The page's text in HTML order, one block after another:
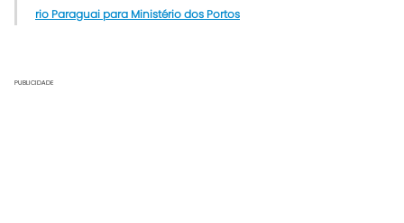
rio Paraguai para Ministério dos Portos
PUBLICIDADE